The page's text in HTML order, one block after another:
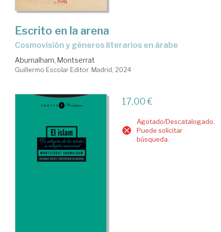
Escrito en la arena
Cosmovisión y géneros literarios en árabe
Abumalham, Montserrat
Guillermo Escolar Editor. Madrid, 2024
17,00 €
Agotado/Descatalogado.
Puede solicitar
búsqueda.